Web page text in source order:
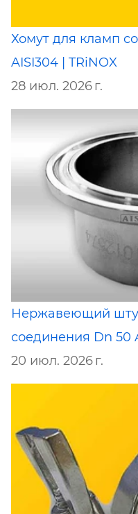
Хомут для кламп
AISI304 | TRiNOX
28 июл. 2026 г.
Нержавеющий
соединения Dn 50
20 июл. 2026 г.